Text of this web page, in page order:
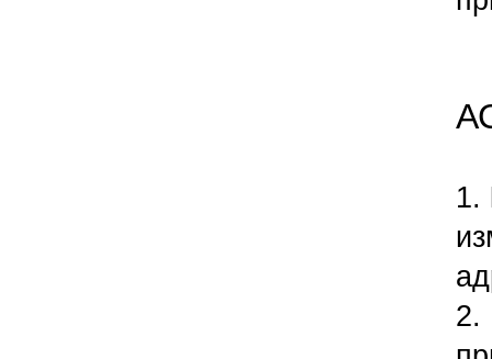
​1.
2.